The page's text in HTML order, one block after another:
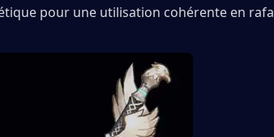
pour une utilisation cohérente en